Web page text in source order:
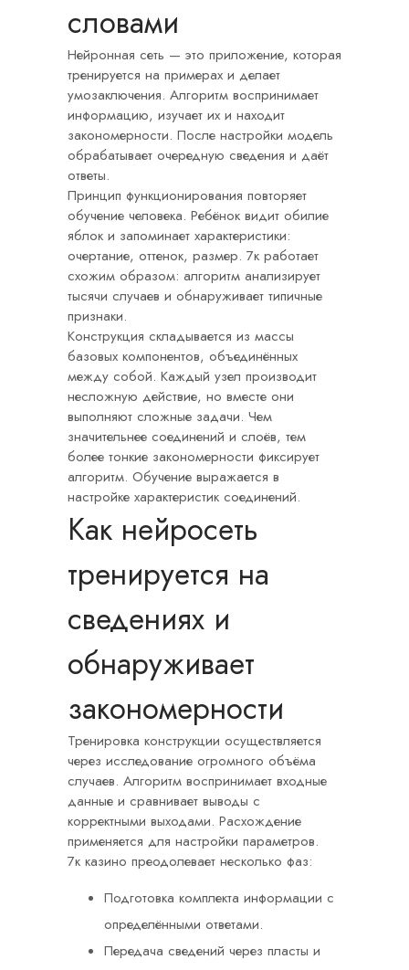
словами
Нейронная сеть — это приложение, которая
тренируется на примерах и делает
умозаключения. Алгоритм воспринимает
информацию, изучает их и находит
закономерности. После настройки модель
обрабатывает очередную сведения и даёт
ответы.
Принцип функционирования повторяет
обучение человека. Ребёнок видит обилие
яблок и запоминает характеристики:
очертание, оттенок, размер. 7к работает
схожим образом: алгоритм анализирует
тысячи случаев и обнаруживает типичные
признаки.
Конструкция складывается из массы
базовых компонентов, объединённых
между собой. Каждый узел производит
несложную действие, но вместе они
выполняют сложные задачи. Чем
значительнее соединений и слоёв, тем
более тонкие закономерности фиксирует
алгоритм. Обучение выражается в
настройке характеристик соединений.
Как нейросеть
тренируется на
сведениях и
обнаруживает
закономерности
Тренировка конструкции осуществляется
через исследование огромного объёма
случаев. Алгоритм воспринимает входные
данные и сравнивает выводы с
корректными выходами. Расхождение
применяется для настройки параметров.
7к казино преодолевает несколько фаз:
Подготовка комплекта информации с
определёнными ответами.
Передача сведений через пласты и